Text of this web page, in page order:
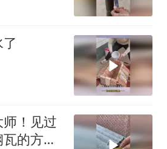
！见过
的方法